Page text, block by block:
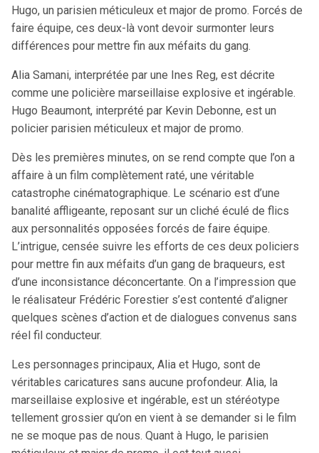
Hugo, un parisien méticuleux et major de promo. Forcés de
faire équipe, ces deux-là vont devoir surmonter leurs
différences pour mettre fin aux méfaits du gang.
Alia Samani, interprétée par une Ines Reg, est décrite
comme une policière marseillaise explosive et ingérable.
Hugo Beaumont, interprété par Kevin Debonne, est un
policier parisien méticuleux et major de promo.
Dès les premières minutes, on se rend compte que l’on a
affaire à un film complètement raté, une véritable
catastrophe cinématographique. Le scénario est d’une
banalité affligeante, reposant sur un cliché éculé de flics
aux personnalités opposées forcés de faire équipe.
L’intrigue, censée suivre les efforts de ces deux policiers
pour mettre fin aux méfaits d’un gang de braqueurs, est
d’une inconsistance déconcertante. On a l’impression que
le réalisateur Frédéric Forestier s’est contenté d’aligner
quelques scènes d’action et de dialogues convenus sans
réel fil conducteur.
Les personnages principaux, Alia et Hugo, sont de
véritables caricatures sans aucune profondeur. Alia, la
marseillaise explosive et ingérable, est un stéréotype
tellement grossier qu’on en vient à se demander si le film
ne se moque pas de nous. Quant à Hugo, le parisien